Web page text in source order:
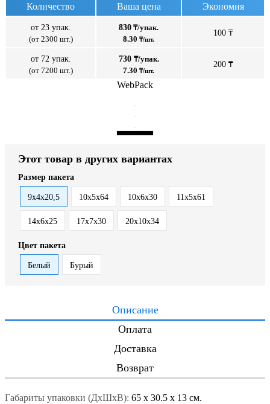
Количество Ваша цена Экономия
от 23 упак.
(от 2300 шт.)
830 ₸/упак.
8.30 ₸/шт.
100 ₸
от 72 упак.
(от 7200 шт.)
730 ₸/упак.
7.30 ₸/шт.
200 ₸
WebPack
Этот товар в других вариантах
Размер пакета
9х4х20,5 10х5х64 10х6х30 11х5х61
14х6х25 17х7х30 20х10х34
Цвет пакета
Белый Бурый
Описание
Оплата
Доставка
Возврат
Габариты упаковки (ДxШxВ): 65 x 30.5 x 13 см.